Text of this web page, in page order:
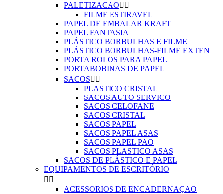
PALETIZACAO 
FILME ESTIRAVEL
PAPEL DE EMBALAR KRAFT
PAPEL FANTASIA
PLÁSTICO BORBULHAS E FILME
PLÁSTICO BORBULHAS-FILME EXTEN
PORTA ROLOS PARA PAPEL
PORTABOBINAS DE PAPEL
SACOS 
PLASTICO CRISTAL
SACOS AUTO SERVICO
SACOS CELOFANE
SACOS CRISTAL
SACOS PAPEL
SACOS PAPEL ASAS
SACOS PAPEL PAO
SACOS PLASTICO ASAS
SACOS DE PLÁSTICO E PAPEL
EQUIPAMENTOS DE ESCRITÓRIO
 
ACESSORIOS DE ENCADERNAÇAO